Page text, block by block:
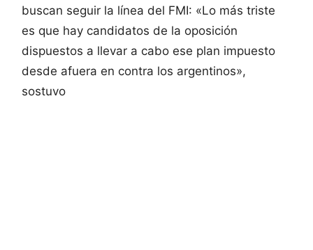
buscan seguir la línea del FMI: «Lo más triste
es que hay candidatos de la oposición
dispuestos a llevar a cabo ese plan impuesto
desde afuera en contra los argentinos»,
sostuvo